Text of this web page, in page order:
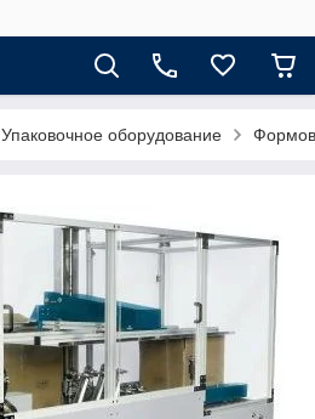
Упаковочное оборудование